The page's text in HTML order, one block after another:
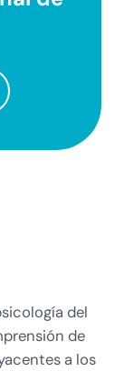
del
de
a los